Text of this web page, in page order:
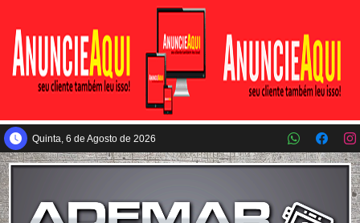
Pular para o conteúdo principal
Quinta, 6 de Agosto de 2026